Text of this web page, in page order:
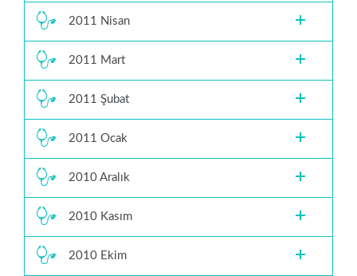
2011 Nisan
2011 Mart
2011 Şubat
2011 Ocak
2010 Aralık
2010 Kasım
2010 Ekim